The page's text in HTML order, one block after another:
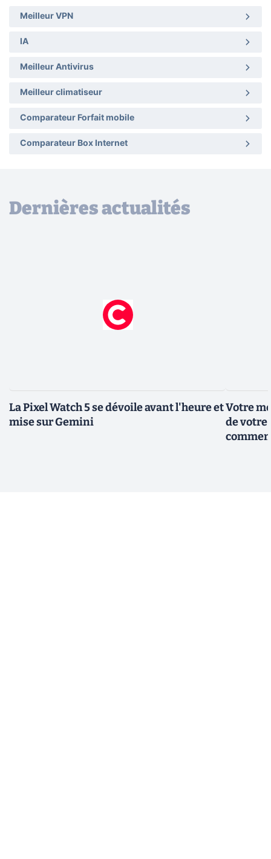
Meilleur VPN
IA
Meilleur Antivirus
Meilleur climatiseur
Comparateur Forfait mobile
Comparateur Box Internet
Dernières actualités
La Pixel Watch 5 se dévoile avant l'heure et
mise sur Gemini
Votre
de votre